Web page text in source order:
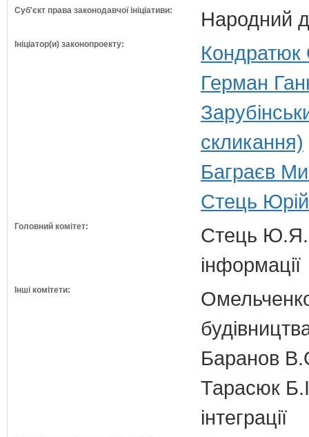
Суб'єкт права законодавчої ініціативи: Народний
Ініціатор(и) законопроекту:
Кондратюк
Герман
скликання)
Баграєв
Стець
Головний комітет:
Стець Ю.Я.
інформації
Інші комітети:
Баранов
Тарасюк
інтеграції